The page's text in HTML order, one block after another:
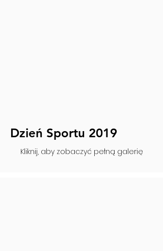
Dzień Sportu 2019
Kliknij, aby zobaczyć pełną galerię